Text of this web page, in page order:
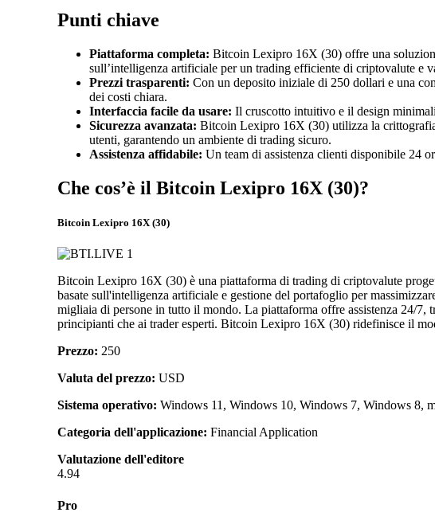
Punti chiave
Piattaforma completa: Bitcoin Lexipro 16X (30) offre una
sull’intelligenza artificiale per un trading efficiente di criptovalute e
Prezzi trasparenti: Con un deposito iniziale di 250 dollari e una
dei costi chiara.
Interfaccia facile da usare: Il cruscotto intuitivo e il design
Sicurezza avanzata: Bitcoin Lexipro 16X (30) utilizza la
utenti, garantendo un ambiente di trading sicuro.
Assistenza affidabile: Un team di assistenza clienti disponibile 24
Che cos’è il Bitcoin Lexipro 16X (30)?
Bitcoin Lexipro 16X (30)
Bitcoin Lexipro 16X (30) è una piattaforma di trading di criptovalute
basate sull'intelligenza artificiale e gestione del portafoglio per
migliaia di persone in tutto il mondo. La piattaforma offre assistenza 24/7,
principianti che ai trader esperti. Bitcoin Lexipro 16X (30) ridefinisce il
Prezzo: 250
Valuta del prezzo: USD
Sistema operativo: Windows 11, Windows 10, Windows 7, Windows 8,
Categoria dell'applicazione: Financial Application
Valutazione dell'editore
4.94
Pro